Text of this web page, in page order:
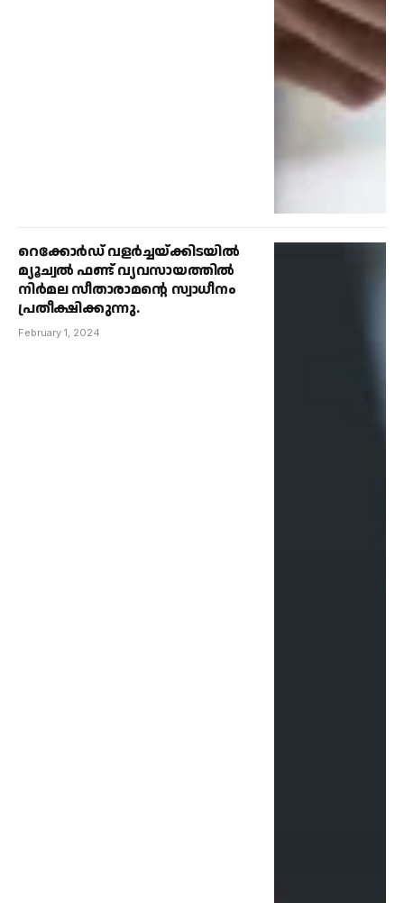
റെക്കോർഡ് വളർച്ചയ്ക്കിടയിൽ
മ്യൂച്വൽ ഫണ്ട് വ്യവസായത്തിൽ
നിർമല സീതാരാമൻ്റെ സ്വാധീനം
പ്രതീക്ഷിക്കുന്നു.
February 1, 2024